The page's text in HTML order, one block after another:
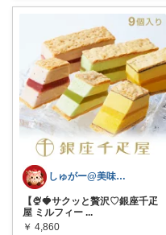
しゅがー@美味しいスイーツや雑貨紹介
【🍨🍓サクッと贅沢♡銀座千疋
屋 ミルフィー ...
￥ 4,860